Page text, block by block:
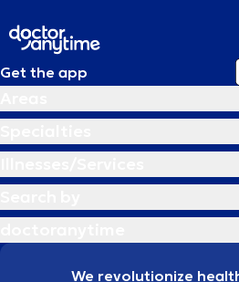
Get the app
We revolutionize